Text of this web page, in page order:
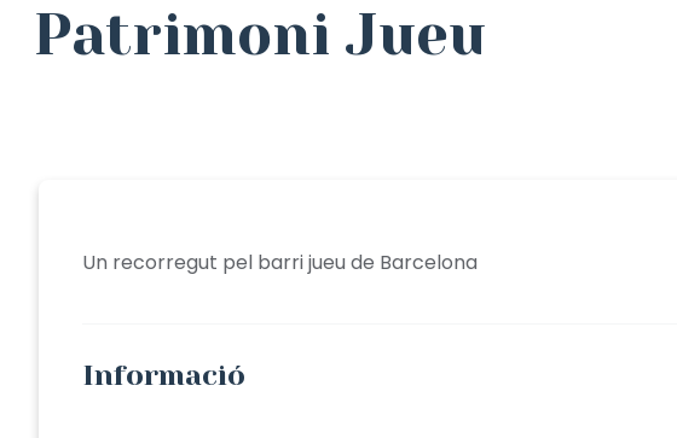
Patrimoni Jueu
Un recorregut pel barri jueu de Barcelona
Informació